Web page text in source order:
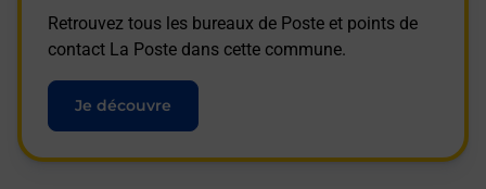
Retrouvez tous les bureaux de Poste et points de
contact La Poste dans cette commune.
Je découvre